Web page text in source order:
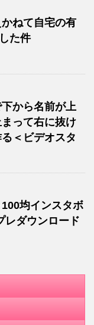
ねて自宅の有
た件
から名前が上
って右に抜け
＜ビデオスタ
均インスタボ
レダウンロード